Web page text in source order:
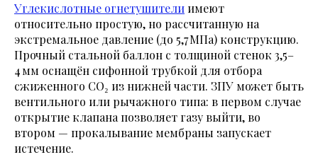
Углекислотные огнетушители имеют
относительно простую, но рассчитанную на
экстремальное давление (до 5,7 МПа) конструкцию.
Прочный стальной баллон с толщиной стенок 3,5–
4 мм оснащён сифонной трубкой для отбора
сжиженного CO₂ из нижней части. ЗПУ может быть
вентильного или рычажного типа: в первом случае
открытие клапана позволяет газу выйти, во
втором — прокалывание мембраны запускает
истечение.